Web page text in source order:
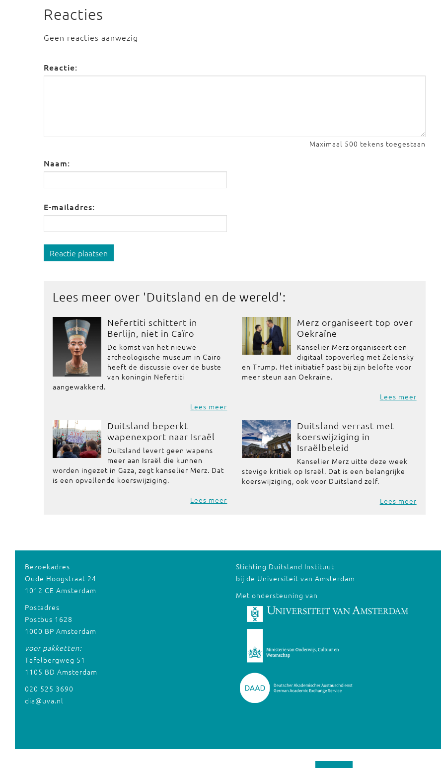
Reacties
Geen reacties aanwezig
Reactie:
Maximaal 500 tekens toegestaan
Naam:
E-mailadres:
Reactie plaatsen
Lees meer over 'Duitsland en de wereld':
Nefertiti schittert in
Berlijn, niet in Caïro
De komst van het nieuwe
archeologische museum in Caïro
heeft de discussie over de buste
van koningin Nefertiti
aangewakkerd.
Lees meer
Merz organiseert top over
Oekraïne
Kanselier Merz organiseert een
digitaal topoverleg met Zelensky
en Trump. Het initiatief past bij zijn belofte voor
meer steun aan Oekraïne.
Lees meer
Duitsland beperkt
wapenexport naar Israël
Duitsland levert geen wapens
meer aan Israël die kunnen
worden ingezet in Gaza, zegt kanselier Merz. Dat
is een opvallende koerswijziging.
Lees meer
Duitsland verrast met
koerswijziging in
Israëlbeleid
Kanselier Merz uitte deze week
stevige kritiek op Israël. Dat is een belangrijke
koerswijziging, ook voor Duitsland zelf.
Lees meer
Bezoekadres
Oude Hoogstraat 24
1012 CE Amsterdam
Postadres
Postbus 1628
1000 BP Amsterdam
voor pakketten:
Tafelbergweg 51
1105 BD Amsterdam
020 525 3690
dia@uva.nl
Stichting Duitsland Instituut
bij de Universiteit van Amsterdam
Met ondersteuning van